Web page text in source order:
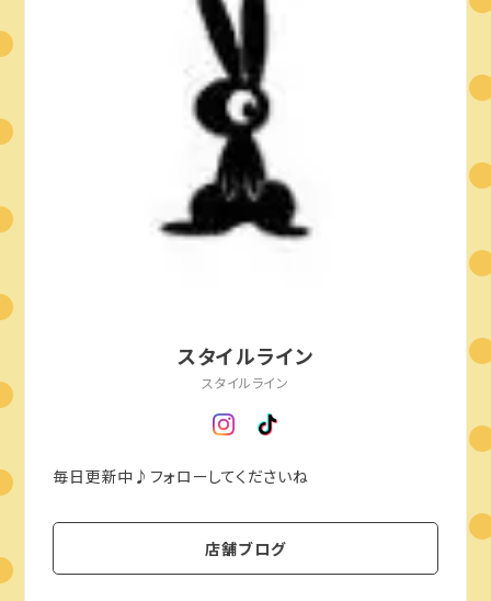
スタイルライン
スタイルライン
毎日更新中♪フォローしてくださいね
店舗ブログ